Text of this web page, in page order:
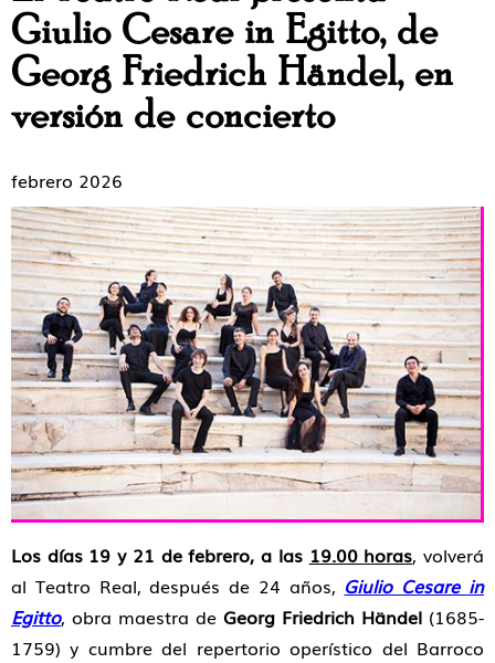
Giulio Cesare in Egitto, de
Georg Friedrich Händel, en
versión de concierto
febrero 2026
Los días 19 y 21 de febrero, a las 19.00 horas, volverá
al Teatro Real, después de 24 años, Giulio Cesare in
Egitto, obra maestra de Georg Friedrich Händel (1685-
1759) y cumbre del repertorio operístico del Barroco